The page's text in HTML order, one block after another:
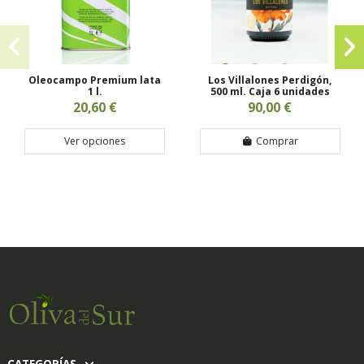
Oleocampo Premium lata
1 l.
20,60 €
Ver opciones
Los Villalones Perdigón,
500 ml. Caja 6 unidades
90,00 €
Comprar